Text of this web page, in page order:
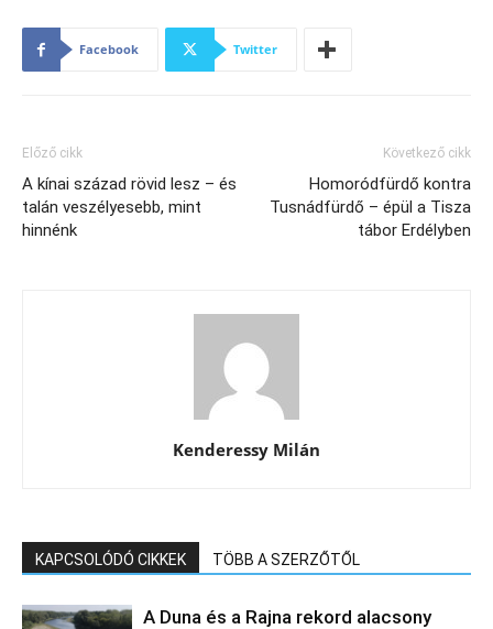
Facebook Twitter
Előző cikk
A kínai század rövid lesz – és
talán veszélyesebb, mint
hinnénk
Következő cikk
Homoródfürdő kontra
Tusnádfürdő – épül a Tisza
tábor Erdélyben
Kenderessy Milán
KAPCSOLÓDÓ CIKKEK TÖBB A SZERZŐTŐL
A Duna és a Rajna rekord alacsony